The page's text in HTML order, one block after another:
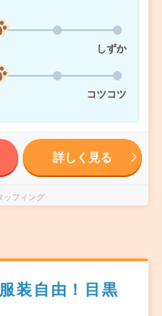
しずか
コツコツ
詳しく見る
ッフィング
装自由！目黒